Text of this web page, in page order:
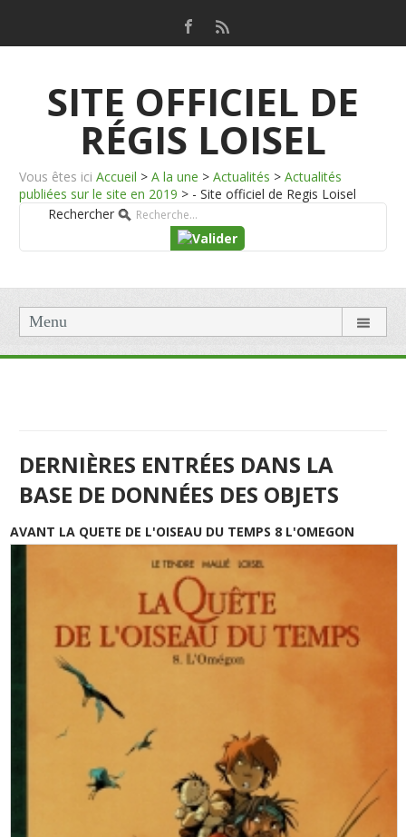
SITE OFFICIEL DE
RÉGIS LOISEL
Vous êtes ici Accueil > A la une > Actualités > Actualités
publiées sur le site en 2019 > - Site officiel de Regis Loisel
Rechercher
Menu
DERNIÈRES ENTRÉES DANS LA
BASE DE DONNÉES DES OBJETS
AVANT LA QUETE DE L'OISEAU DU TEMPS 8 L'OMEGON